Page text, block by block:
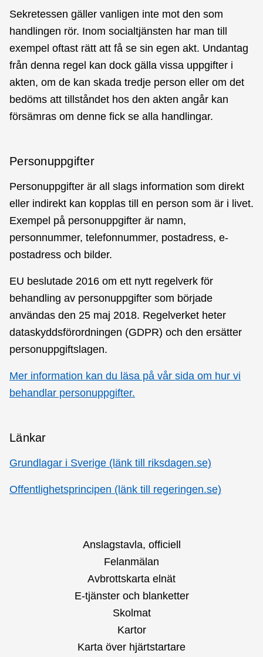
Sekretessen gäller vanligen inte mot den som
handlingen rör. Inom socialtjänsten har man till
exempel oftast rätt att få se sin egen akt. Undantag
från denna regel kan dock gälla vissa uppgifter i
akten, om de kan skada tredje person eller om det
bedöms att tillståndet hos den akten angår kan
försämras om denne fick se alla handlingar.
Personuppgifter
Personuppgifter är all slags information som direkt
eller indirekt kan kopplas till en person som är i livet.
Exempel på personuppgifter är namn,
personnummer, telefonnummer, postadress, e-
postadress och bilder.
EU beslutade 2016 om ett nytt regelverk för
behandling av personuppgifter som började
användas den 25 maj 2018. Regelverket heter
dataskyddsförordningen (GDPR) och den ersätter
personuppgiftslagen.
Mer information kan du läsa på vår sida om hur vi
behandlar personuppgifter.
Länkar
Grundlagar i Sverige (länk till riksdagen.se)
Offentlighetsprincipen (länk till regeringen.se)
Anslagstavla, officiell
Felanmälan
Avbrottskarta elnät
E-tjänster och blanketter
Skolmat
Kartor
Karta över hjärtstartare